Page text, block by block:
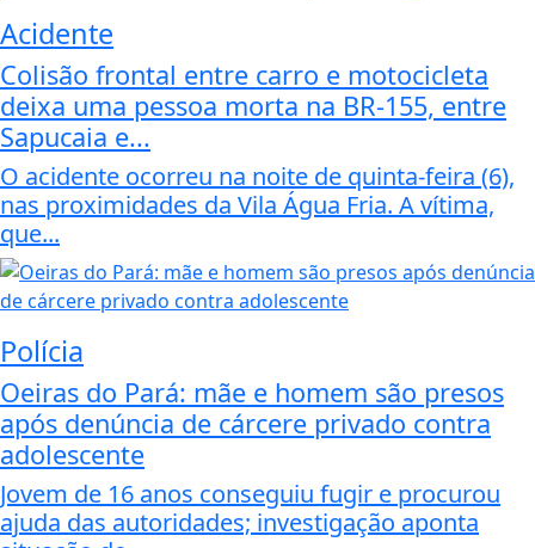
Acidente
Colisão frontal entre carro e motocicleta
deixa uma pessoa morta na BR-155, entre
Sapucaia e...
O acidente ocorreu na noite de quinta-feira (6),
nas proximidades da Vila Água Fria. A vítima,
que...
Polícia
Oeiras do Pará: mãe e homem são presos
após denúncia de cárcere privado contra
adolescente
Jovem de 16 anos conseguiu fugir e procurou
ajuda das autoridades; investigação aponta